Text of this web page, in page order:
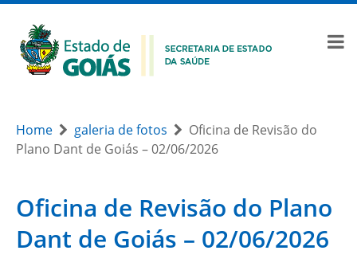
Home galeria de fotos
Oficina de Revisão do
Plano Dant de Goiás – 02/06/2026
Oficina de Revisão do Plano
Dant de Goiás – 02/06/2026